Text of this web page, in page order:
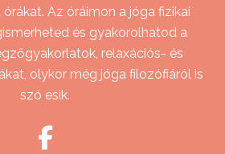
Az óráimon a jóga fizikai
és gyakorolhatod a
relaxációs- és
olykor még jóga filozófiáról is
szó esik.